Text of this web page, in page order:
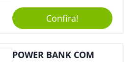
Estilo E Surpreender À Todos.
Versátil, O Brinde Se Adequa
À Feiras, Eventos E Até Mesmo
Datas Especiais.
Confira!
POWER BANK COM